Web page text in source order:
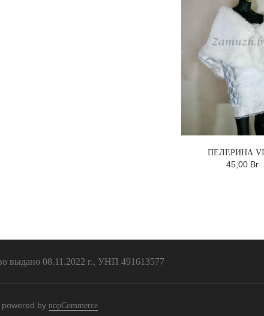
ПЕЛЕРИНА
45,00 Br
выдано 08.11.2022 г., УНП 491613577
powered by nopCommerce